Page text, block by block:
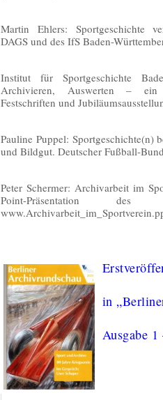
Martin Ehlers: Sportgeschichte
DAGS und des IfS Baden-
Institut für Sportgeschichte
Archivieren, Auswerten – ein
Festschriften und
Pauline Puppel: Sportgeschichte(n)
und Bildgut. Deutscher Fußball-
Peter Schermer: Archivarbeit im
Point-Präsentation
in
Ausgabe